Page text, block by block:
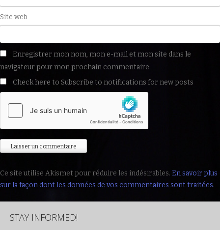
Site web
Enregistrer mon nom, mon e-mail et mon site dans le
navigateur pour mon prochain commentaire.
Check here to Subscribe to notifications for new posts
Ce site utilise Akismet pour réduire les indésirables. En savoir plus
sur la façon dont les données de vos commentaires sont traitées.
STAY INFORMED!